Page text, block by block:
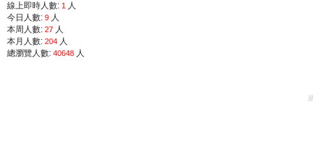
線上即時人數: 1 人
今日人數: 9 人
本周人數: 27 人
本月人數: 204 人
總瀏覽人數: 40648 人